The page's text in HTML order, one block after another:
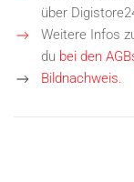
über
Weitere Infos
du bei den
Bildnachweis.